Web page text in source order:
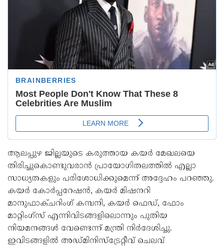
ആലപ്പുഴ ജില്ലയുടെ കരുത്തായ കയർ മേഖലയെ
തിരിച്ചുകൊണ്ടുവരാൻ പ്രായോഗിതലത്തിൽ എല്ലാ
സാധ്യതകളും പരിശോധിക്കുമെന്ന് അദ്ദേഹം പറഞ്ഞു.
കയർ കോർപ്പറേഷൻ, കയർ മിഷനറി
മാനുഫാക്ചറിംഗ് കമ്പനി, കയർ ഫെഡ്, ഫോം
മാറ്റിംഗ്സ് എന്നിവിടങ്ങളിലൊന്നും പുതിയ
നിയമനങ്ങൾ വേണ്ടെന്ന് മന്ത്രി നിർദേശിച്ചു.
ഇവിടങ്ങളിൽ അഡ്മിനിസ്ട്രേറ്റീവ് ചെലവ്